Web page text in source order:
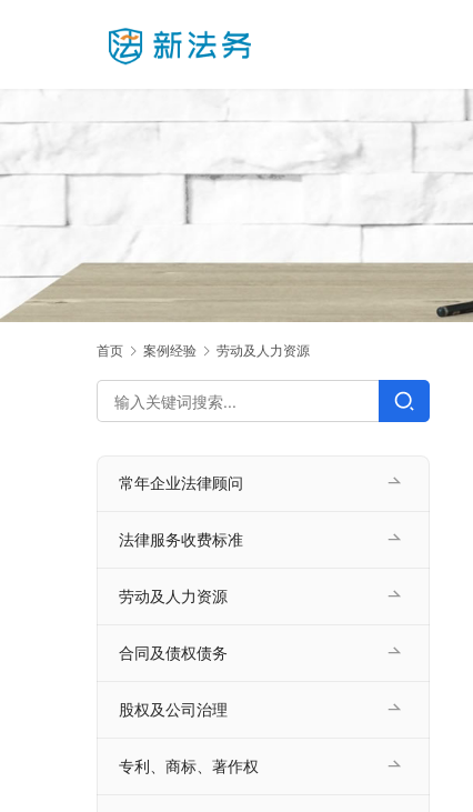
首页 案例经验 劳动及人力资源
常年企业法律顾问
法律服务收费标准
劳动及人力资源
合同及债权债务
股权及公司治理
专利、商标、著作权